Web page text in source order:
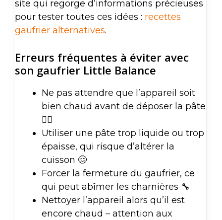
site qui regorge d’informations précieuses
pour tester toutes ces idées : recettes
gaufrier alternatives.
Erreurs fréquentes à éviter avec
son gaufrier Little Balance
Ne pas attendre que l’appareil soit
bien chaud avant de déposer la pâte
🤦‍♂️
Utiliser une pâte trop liquide ou trop
épaisse, qui risque d’altérer la
cuisson 🥴
Forcer la fermeture du gaufrier, ce
qui peut abîmer les charnières 🔧
Nettoyer l’appareil alors qu’il est
encore chaud – attention aux